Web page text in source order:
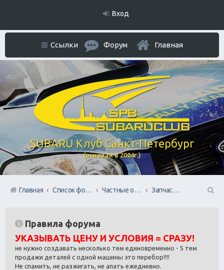
Вход
SUBARU Клуб Санкт-Петербург
(основан в 2004г.)
Ссылки Форум Главная
Главная Список форумов Частные объявления. Режим отношений As Is
Запчасти: куплю/продам
Правила форума
УКАЗЫВАТЬ ЦЕНУ И УСЛОВИЯ = СРАЗУ!
не нужно создавать несколько тем единовременно - 5 тем
продажи деталей с одной машины это перебор!!!!
Не спамить, не разжигать, не апать ежедневно.